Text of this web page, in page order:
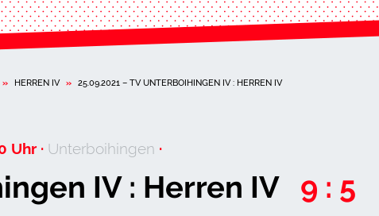
» HERREN IV » 25.09.2021 – TV UNTERBOIHINGEN IV : HERREN IV
Uhr · Unterboihingen ·
IV : Herren IV 9 : 5